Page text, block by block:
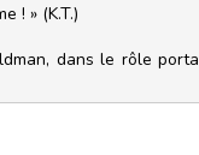
! » (K.T.)
dans le rôle